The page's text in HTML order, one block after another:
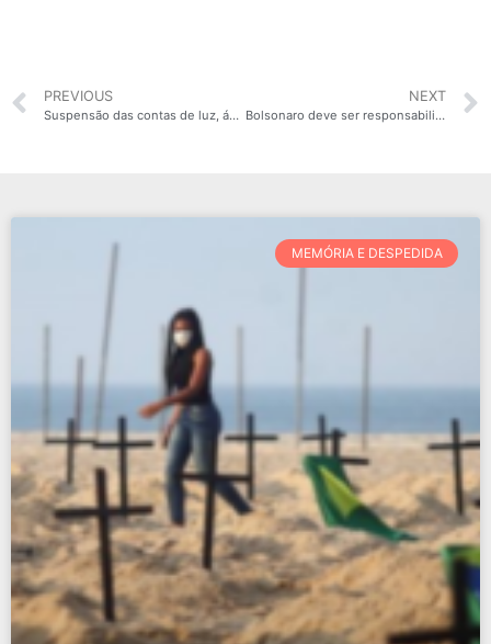
PREVIOUS
Suspensão das contas de luz, água, gás e impostos por conta da COVID-19!
NEXT
Bolsonaro deve ser responsabilizado por apologia a maus comportamentos diante da Covid-19
MEMÓRIA E DESPEDIDA